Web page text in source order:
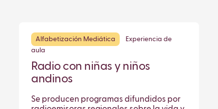
Alfabetización Mediática
Experiencia de
aula
Radio con niñas y niños
andinos
Se producen programas difundidos por